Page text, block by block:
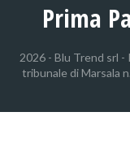
Prima
2026 - Blu Trend srl
tribunale di Marsala